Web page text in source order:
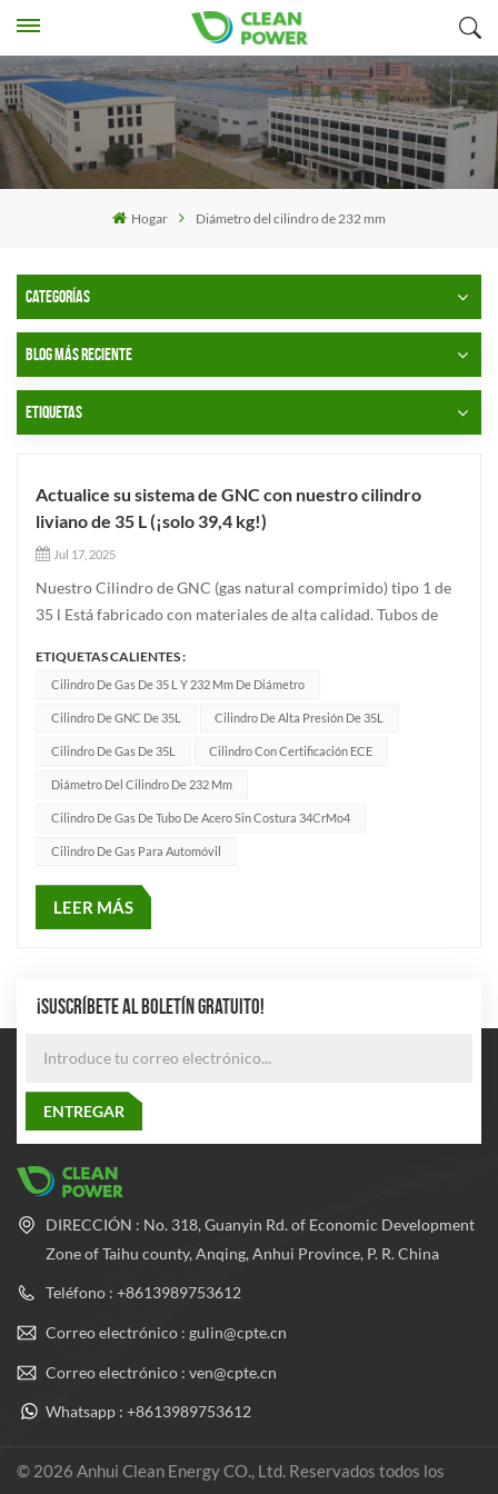
Hogar Diámetro del cilindro de 232 mm
CATEGORÍAS
BLOG MÁS RECIENTE
ETIQUETAS
Actualice su sistema de GNC con nuestro cilindro
liviano de 35 L (¡solo 39,4 kg!)
Jul 17, 2025
Nuestro Cilindro de GNC (gas natural comprimido) tipo 1 de
35 l Está fabricado con materiales de alta calidad. Tubos de
lo que lo hace ideal para sistemas de almacenamiento de GNC
en automóviles. Este cilindro ofrece alta resistencia, resiste...
ETIQUETAS CALIENTES :
Cilindro De Gas De 35 L Y 232 Mm De Diámetro
Cilindro De GNC De 35L Cilindro De Alta Presión De 35L
Cilindro De Gas De 35L Cilindro Con Certificación ECE
Diámetro Del Cilindro De 232 Mm
Cilindro De Gas De Tubo De Acero Sin Costura 34CrMo4
Cilindro De Gas Para Automóvil
LEER MÁS
¡SUSCRÍBETE AL BOLETÍN GRATUITO!
DIRECCIÓN : No. 318, Guanyin Rd. of Economic Development
Zone of Taihu county, Anqing, Anhui Province, P. R. China
Teléfono : +8613989753612
Correo electrónico : gulin@cpte.cn
Correo electrónico : ven@cpte.cn
Whatsapp : +8613989753612
© 2026 Anhui Clean Energy CO., Ltd. Reservados todos los